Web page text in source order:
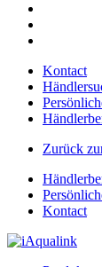
Kontact
Zurück
Kontact